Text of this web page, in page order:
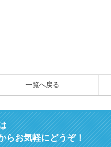
一覧へ戻る
らお気軽にどうぞ！